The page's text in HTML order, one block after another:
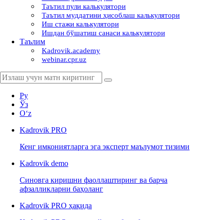
Таътил пули калькулятори
Таътил муддатини ҳисоблаш калькулятори
Иш стажи калькулятори
Ишдан бўшатиш санаси калькулятори
Таълим
Kadrovik.academy
webinar.cpr.uz
Ру
Ўз
Oʻz
Kadrovik PRO
Кенг имкониятларга эга эксперт маълумот тизими
Kadrovik demo
Синовга киришни фаоллаштиринг ва барча
афзалликларни баҳоланг
Kadrovik PRO ҳақида